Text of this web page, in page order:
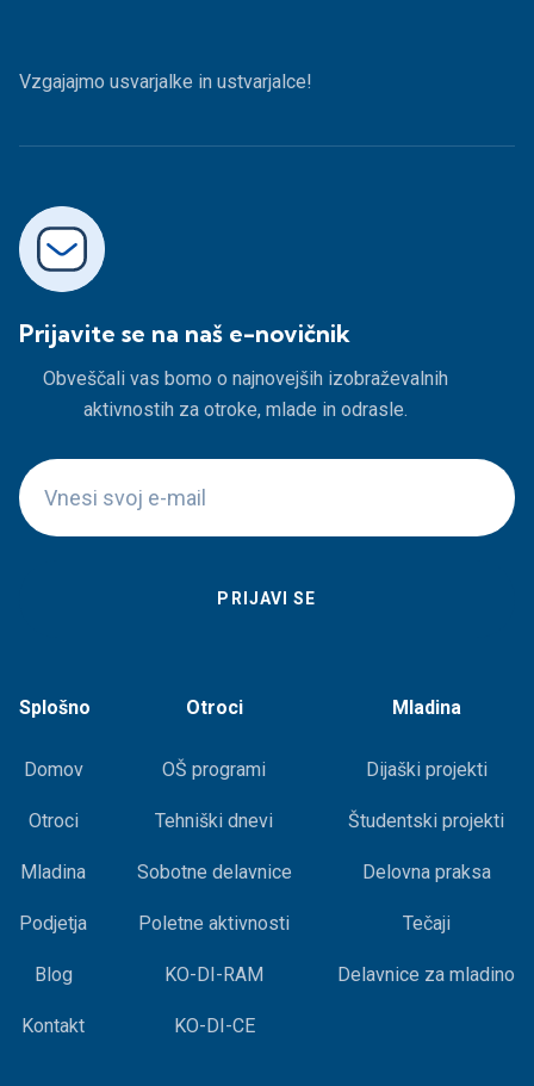
Vzgajajmo usvarjalke in ustvarjalce!
Prijavite se na naš e-novičnik
Obveščali vas bomo o najnovejših izobraževalnih
aktivnostih za otroke, mlade in odrasle.
Splošno
Domov
Otroci
Mladina
Podjetja
Blog
Kontakt
Otroci
OŠ programi
Tehniški dnevi
Sobotne delavnice
Poletne aktivnosti
KO-DI-RAM
KO-DI-CE
Mladina
Dijaški projekti
Študentski projekti
Delovna praksa
Tečaji
Delavnice za mladino